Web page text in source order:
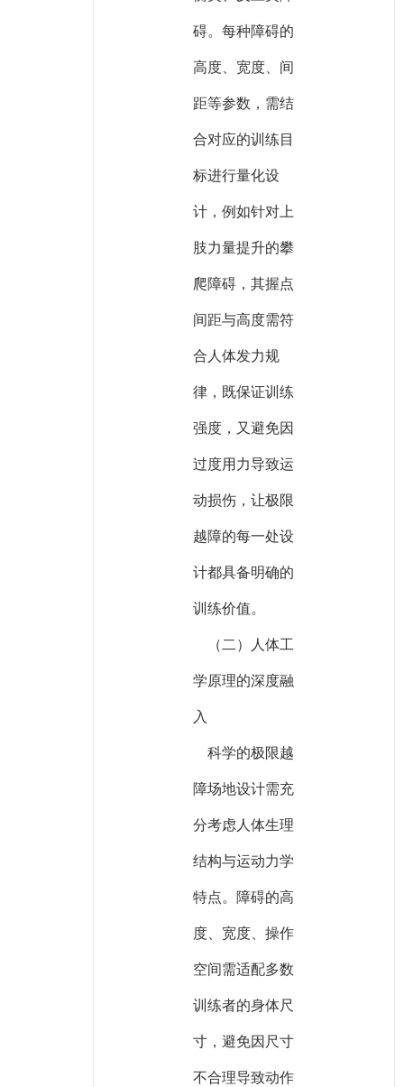
碍。每种障碍的
高度、宽度、间
距等参数，需结
合对应的训练目
标进行量化设
计，例如针对上
肢力量提升的攀
爬障碍，其握点
间距与高度需符
合人体发力规
律，既保证训练
强度，又避免因
过度用力导致运
动损伤，让极限
越障的每一处设
计都具备明确的
训练价值。
（二）人体工
学原理的深度融
入
科学的极限越
障场地设计需充
分考虑人体生理
结构与运动力学
特点。障碍的高
度、宽度、操作
空间需适配多数
训练者的身体尺
寸，避免因尺寸
不合理导致动作